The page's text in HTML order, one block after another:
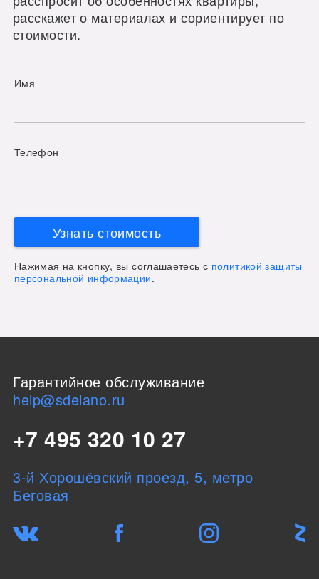
расскажет о материалах и сориентирует по
стоимости.
Имя
Телефон
Узнать стоимость
Нажимая на кнопку, вы соглашаетесь с политикой защиты
персональной информации.
Гарантийное обслуживание
help@sdelano.ru
+7 495 320 10 27
3-й Хорошёвский проезд, 5, метро
Беговая